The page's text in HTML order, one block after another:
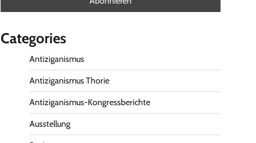
Categories
Antiziganismus
Antiziganismus Thorie
Antiziganismus-Kongressberichte
Ausstellung